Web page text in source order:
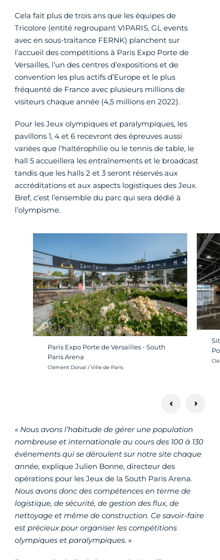
Cela fait plus de trois ans que les équipes de
Tricolore (entité regroupant VIPARIS, GL events
avec en sous-traitance FERNK) planchent sur
l’accueil des compétitions à Paris Expo Porte de
Versailles, l’un des centres d’expositions et de
convention les plus actifs d’Europe et le plus
fréquenté de France avec plusieurs millions de
visiteurs chaque année (4,5 millions en 2022).
Pour les Jeux olympiques et paralympiques, les
pavillons 1, 4 et 6 recevront des épreuves aussi
variées que l’haltérophilie ou le tennis de table, le
hall 5 accueillera les entraînements et le broadcast
tandis que les halls 2 et 3 seront réservés aux
accréditations et aux aspects logistiques des Jeux.
Bref, c’est l’ensemble du parc qui sera dédié à
l’olympisme.
Paris Expo Porte de Versailles - South
Paris Arena
Crédit photo :
Clément Dorval / Ville de Paris
« Nous avons l’habitude de gérer une population
nombreuse et internationale au cours des 100 à 130
événements qui se déroulent sur notre site chaque
année, explique Julien Bonne, directeur des
opérations pour les Jeux de la South Paris Arena.
Nous avons donc des compétences en terme de
logistique, de sécurité, de gestion des flux, de
nettoyage et même de construction. Ce savoir-faire
est précieux pour organiser les compétitions
olympiques et paralympiques. »